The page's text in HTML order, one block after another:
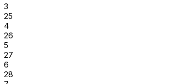
3
25
4
26
5
27
6
28